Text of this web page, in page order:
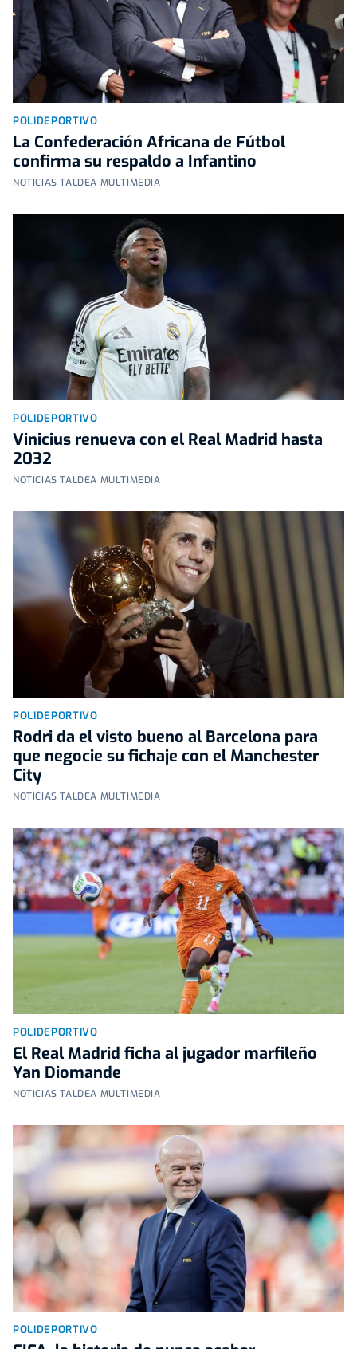
POLIDEPORTIVO
La Confederación Africana de Fútbol
confirma su respaldo a Infantino
NOTICIAS TALDEA MULTIMEDIA
POLIDEPORTIVO
Vinicius renueva con el Real Madrid hasta
2032
NOTICIAS TALDEA MULTIMEDIA
POLIDEPORTIVO
Rodri da el visto bueno al Barcelona para
que negocie su fichaje con el Manchester
City
NOTICIAS TALDEA MULTIMEDIA
POLIDEPORTIVO
El Real Madrid ficha al jugador marfileño
Yan Diomande
NOTICIAS TALDEA MULTIMEDIA
POLIDEPORTIVO